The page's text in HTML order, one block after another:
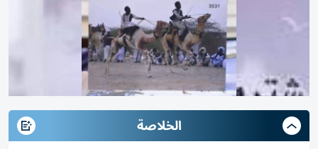
الخلاصة